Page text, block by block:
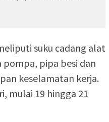
suku cadang alat
pompa, pipa besi dan
keselamatan kerja.
mulai 19 hingga 21